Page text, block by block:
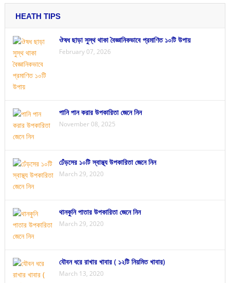
HEATH TIPS
ঔষধ ছাড়া সুস্থ থাকা বৈজ্ঞানিকভাবে প্রমাণিত ১০টি উপায়
February 07, 2026
পানি পান করার উপকারিতা জেনে নিন
November 08, 2025
ঢেঁড়সের ১০টি স্বাস্থ্য উপকারিতা জেনে নিন
March 29, 2020
থানকুনি পাতার উপকারিতা জেনে নিন
March 29, 2020
যৌবন ধরে রাখার খাবার ( ১২টি নিয়মিত খাবার)
March 13, 2020